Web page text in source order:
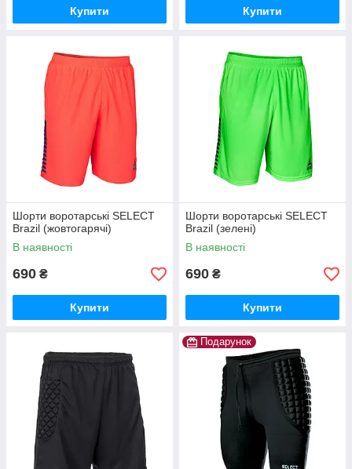
Купити Купити
Шорти воротарські SELECT
Brazil (жовтогарячі)
В наявності
690 ₴
Купити
Шорти воротарські SELECT
Brazil (зелені)
В наявності
690 ₴
Купити
Подарунок